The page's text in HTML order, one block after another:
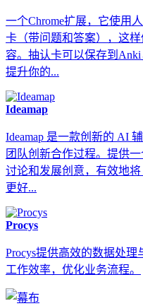
一个Chrome扩展，它使用
卡（带问题和答案），这
容。抽认卡可以保存到
提升你的...
Ideamap
Ideamap 是一款创新的 AI
团队创新合作过程。提供
讨论和发展创意，有效地
更好...
Procys
Procys提供高效的数据处
工作效率，优化业务流程。